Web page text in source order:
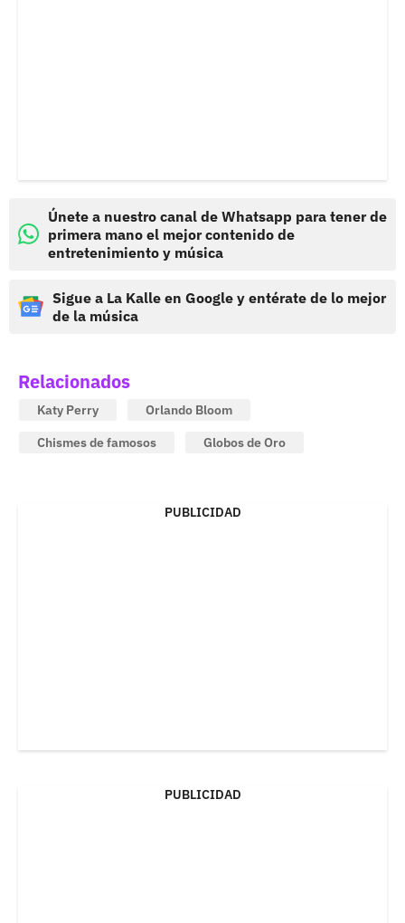
Únete a nuestro canal de Whatsapp para tener de
primera mano el mejor contenido de
entretenimiento y música
Sigue a La Kalle en Google y entérate de lo mejor
de la música
Relacionados
Katy Perry
Orlando Bloom
Chismes de famosos
Globos de Oro
PUBLICIDAD
PUBLICIDAD